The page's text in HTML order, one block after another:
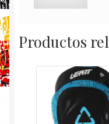
Productos